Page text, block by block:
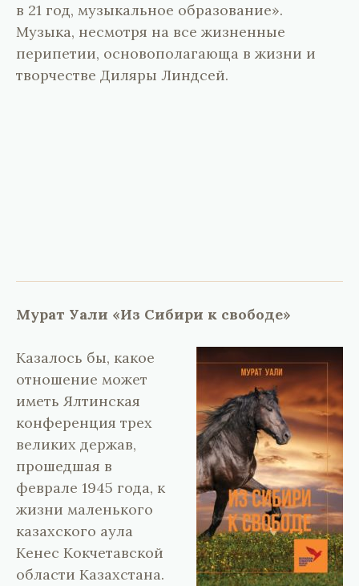
в 21 год, музыкальное образование».
Музыка, несмотря на все жизненные
перипетии, основополагающа в жизни и
творчестве Диляры ​​Линдсей.
Мурат Уали «Из Сибири к свободе»
Казалось бы, какое
отношение может
иметь Ялтинская
конференция трех
великих держав,
прошедшая в
феврале 1945 года, к
жизни маленького
казахского аула
Кенес Кокчетавской
области Казахстана.